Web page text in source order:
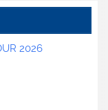
2026